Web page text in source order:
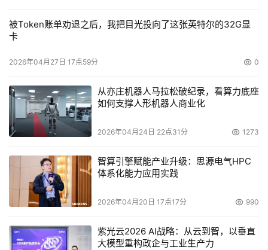
被Token账单劝退之后，我把目光投向了这张英特尔的32G显
卡
2026年04月27日 17点59分 0
从亦庄机器人马拉松破纪录，看算力底座
如何支撑人形机器人商业化
2026年04月24日 22点31分 1273
智算引擎赋能产业升级：思源电气HPC
体系化能力应用实践
2026年04月20日 17点17分 990
紫光云2026 AI战略：从云到智，以垂直
大模型重构政企与工业生产力